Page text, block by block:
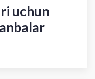
uchun